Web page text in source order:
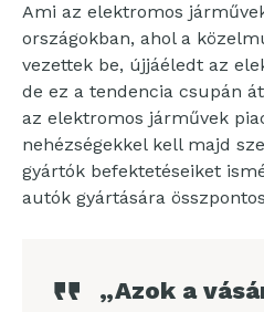
Ami az elektromos
országokban, ahol a
vezettek be, újjáéledt az
de ez a tendencia csupán
az elektromos járművek
nehézségekkel kell majd
gyártók befektetéseiket
autók gyártására
„Azok a